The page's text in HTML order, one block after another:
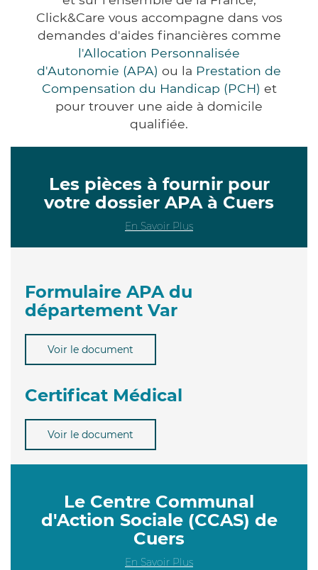
Click&Care vous accompagne dans vos
demandes d'aides financières comme
l'Allocation Personnalisée
d'Autonomie (APA) ou la Prestation de
Compensation du Handicap (PCH) et
pour trouver une aide à domicile
qualifiée.
Les pièces à fournir pour
votre dossier APA à Cuers
En Savoir Plus
Formulaire APA du
département Var
Voir le document
Certificat Médical
Voir le document
Le Centre Communal
d'Action Sociale (CCAS) de
Cuers
En Savoir Plus